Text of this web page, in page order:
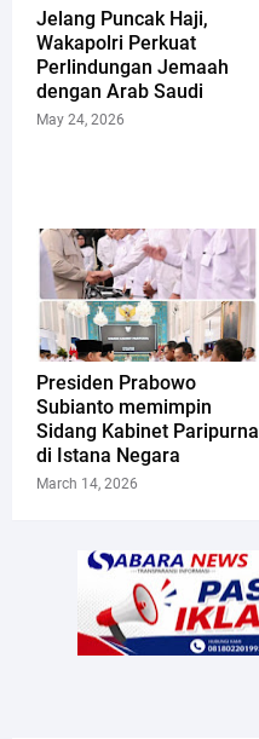
Jelang Puncak Haji,
Wakapolri Perkuat
Perlindungan Jemaah
dengan Arab Saudi
May 24, 2026
Presiden Prabowo
Subianto memimpin
Sidang Kabinet Paripurna
di Istana Negara
March 14, 2026